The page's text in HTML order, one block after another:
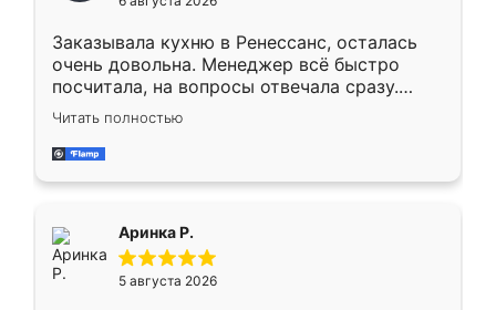
мебели буду заказывать только здесь.
Заказывала кухню в Ренессанс, осталась
очень довольна. Менеджер всё быстро
посчитала, на вопросы отвечала сразу.
Замерщик приехал в субботу, подошёл к
делу со всей ответственностью. Собрали
за день, ребята работали аккуратно, даже
Читать полностью
Аринка Р.
5 августа 2026